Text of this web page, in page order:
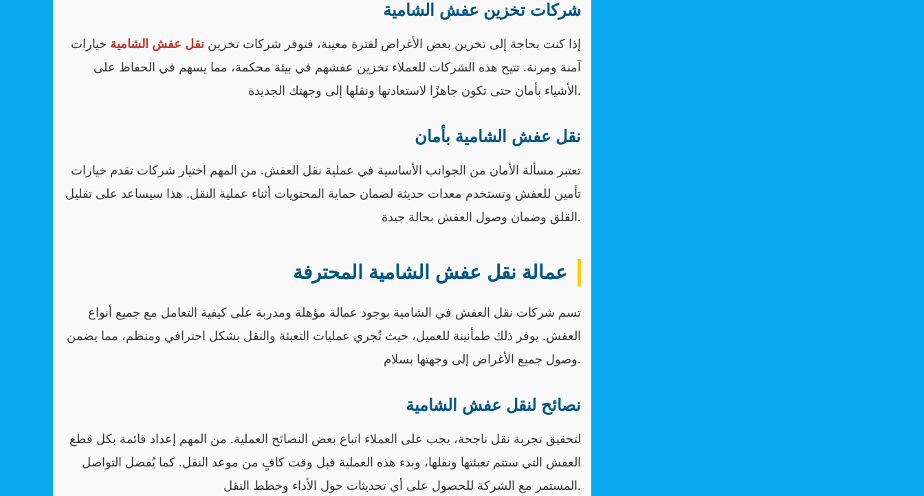
شركات تخزين عفش الشامية
إذا كنت بحاجة إلى تخزين بعض الأغراض لفترة معينة، فتوفر شركات تخزين نقل عفش الشامية خيارات
آمنة ومرنة. تتيح هذه الشركات للعملاء تخزين عفشهم في بيئة محكمة، مما يسهم في الحفاظ على
الأشياء بأمان حتى تكون جاهزًا لاستعادتها ونقلها إلى وجهتك الجديدة.
نقل عفش الشامية بأمان
تعتبر مسألة الأمان من الجوانب الأساسية في عملية نقل العفش. من المهم اختيار شركات تقدم خيارات
تأمين للعفش وتستخدم معدات حديثة لضمان حماية المحتويات أثناء عملية النقل. هذا سيساعد على تقليل
القلق وضمان وصول العفش بحالة جيدة.
عمالة نقل عفش الشامية المحترفة
تسم شركات نقل العفش في الشامية بوجود عمالة مؤهلة ومدربة على كيفية التعامل مع جميع أنواع
العفش. يوفر ذلك طمأنينة للعميل، حيث تُجري عمليات التعبئة والنقل بشكل احترافي ومنظم، مما يضمن
وصول جميع الأغراض إلى وجهتها بسلام.
نصائح لنقل عفش الشامية
لتحقيق تجربة نقل ناجحة، يجب على العملاء اتباع بعض النصائح العملية. من المهم إعداد قائمة بكل قطع
العفش التي ستتم تعبئتها ونقلها، وبدء هذه العملية قبل وقت كافٍ من موعد النقل. كما يُفضل التواصل
المستمر مع الشركة للحصول على أي تحديثات حول الأداء وخطط النقل.